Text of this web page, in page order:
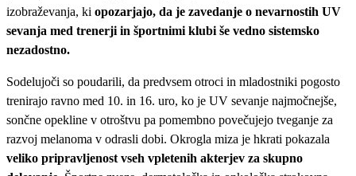
izobraževanja, ki opozarjajo, da je zavedanje o nevarnostih UV
sevanja med trenerji in športnimi klubi še vedno sistemsko
nezadostno.
Sodelujoči so poudarili, da predvsem otroci in mladostniki pogosto
trenirajo ravno med 10. in 16. uro, ko je UV sevanje najmočnejše,
sončne opekline v otroštvu pa pomembno povečujejo tveganje za
razvoj melanoma v odrasli dobi. Okrogla miza je hkrati pokazala
veliko pripravljenost vseh vpletenih akterjev za skupno